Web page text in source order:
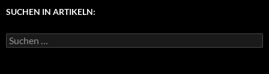
g
r
SUCHEN IN ARTIKELN:
S
u